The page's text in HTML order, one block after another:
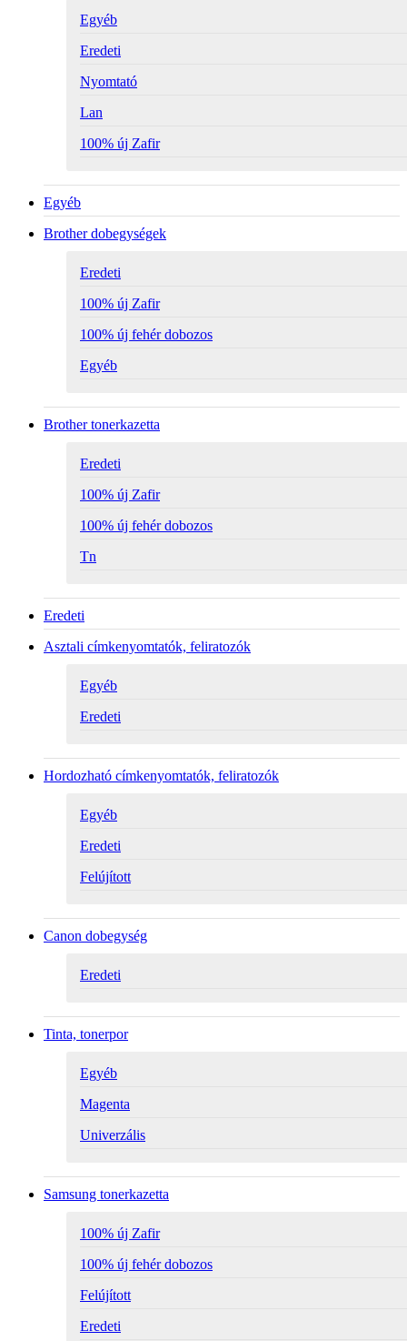
Egyéb
Eredeti
Nyomtató
Lan
100% új Zafir
Egyéb
Brother dobegységek
Eredeti
100% új Zafir
100% új fehér dobozos
Egyéb
Brother tonerkazetta
Eredeti
100% új Zafir
100% új fehér dobozos
Tn
Eredeti
Asztali címkenyomtatók, feliratozók
Egyéb
Eredeti
Hordozható címkenyomtatók, feliratozók
Egyéb
Eredeti
Felújított
Canon dobegység
Eredeti
Tinta, tonerpor
Egyéb
Magenta
Univerzális
Samsung tonerkazetta
100% új Zafir
100% új fehér dobozos
Felújított
Eredeti